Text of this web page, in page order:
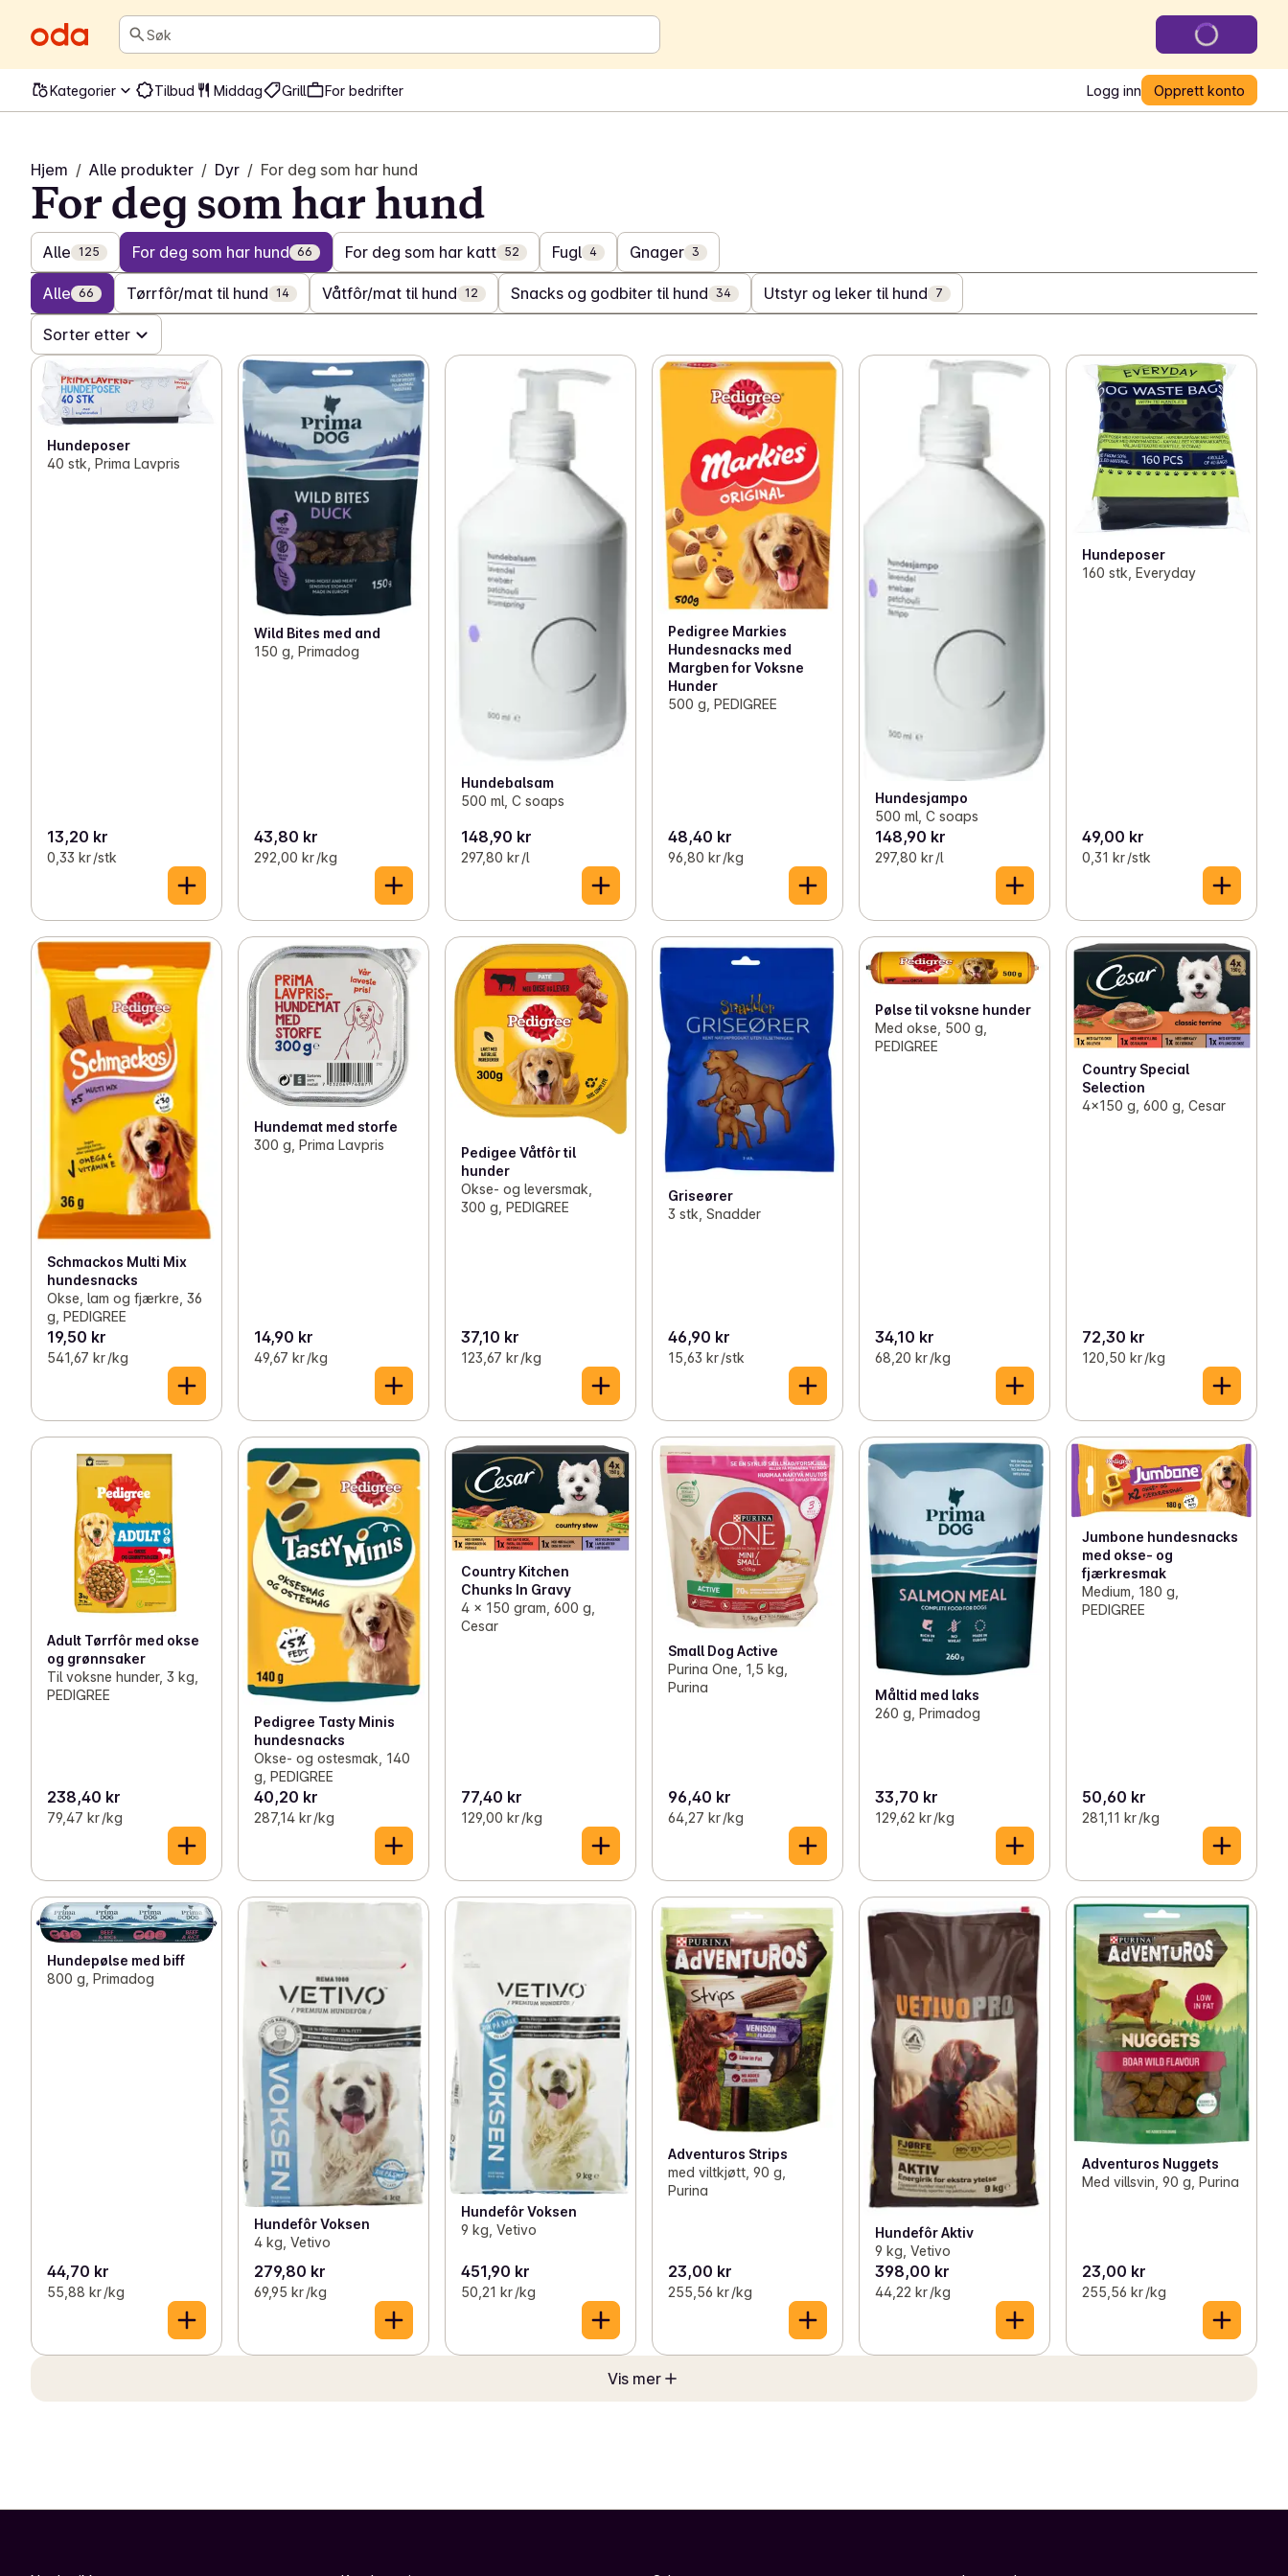
Søk
Kategorier Tilbud Middag Grill For bedrifter Logg inn Opprett konto
Hjem / Alle produkter / Dyr / For deg som har hund
For deg som har hund
Alle 125 For deg som har hund 66 For deg som har katt 52 Fugl 4 Gnager 3
Alle 66 Tørrfôr/mat til hund 14 Våtfôr/mat til hund 12 Snacks og godbiter til hund 34 Utstyr og leker til hund 7
Sorter etter
Hundeposer
40 stk, Prima Lavpris
13,20 kr
0,33 kr /stk
Wild Bites med and
150 g, Primadog
43,80 kr
292,00 kr /kg
Hundebalsam
500 ml, C soaps
148,90 kr
297,80 kr /l
Pedigree Markies
Hundesnacks med
Margben for Voksne
Hunder
500 g, PEDIGREE
48,40 kr
96,80 kr /kg
Hundesjampo
500 ml, C soaps
148,90 kr
297,80 kr /l
Hundeposer
160 stk, Everyday
49,00 kr
0,31 kr /stk
Schmackos Multi Mix
hundesnacks
Okse, lam og fjærkre, 36
g, PEDIGREE
19,50 kr
541,67 kr /kg
Hundemat med storfe
300 g, Prima Lavpris
14,90 kr
49,67 kr /kg
Pedigee Våtfôr til
hunder
Okse- og leversmak,
300 g, PEDIGREE
37,10 kr
123,67 kr /kg
Griseører
3 stk, Snadder
46,90 kr
15,63 kr /stk
Pølse til voksne hunder
Med okse, 500 g,
PEDIGREE
34,10 kr
68,20 kr /kg
Country Special
Selection
4x150 g, 600 g, Cesar
72,30 kr
120,50 kr /kg
Adult Tørrfôr med okse
og grønnsaker
Til voksne hunder, 3 kg,
PEDIGREE
238,40 kr
79,47 kr /kg
Pedigree Tasty Minis
hundesnacks
Okse- og ostesmak, 140
g, PEDIGREE
40,20 kr
287,14 kr /kg
Country Kitchen
Chunks In Gravy
4 x 150 gram, 600 g,
Cesar
77,40 kr
129,00 kr /kg
Small Dog Active
Purina One, 1,5 kg,
Purina
96,40 kr
64,27 kr /kg
Måltid med laks
260 g, Primadog
33,70 kr
129,62 kr /kg
Jumbone hundesnacks
med okse- og
fjærkresmak
Medium, 180 g,
PEDIGREE
50,60 kr
281,11 kr /kg
Hundepølse med biff
800 g, Primadog
44,70 kr
55,88 kr /kg
Hundefôr Voksen
4 kg, Vetivo
279,80 kr
69,95 kr /kg
Hundefôr Voksen
9 kg, Vetivo
451,90 kr
50,21 kr /kg
Adventuros Strips
med viltkjøtt, 90 g,
Purina
23,00 kr
255,56 kr /kg
Hundefôr Aktiv
9 kg, Vetivo
398,00 kr
44,22 kr /kg
Adventuros Nuggets
Med villsvin, 90 g, Purina
23,00 kr
255,56 kr /kg
Vis mer